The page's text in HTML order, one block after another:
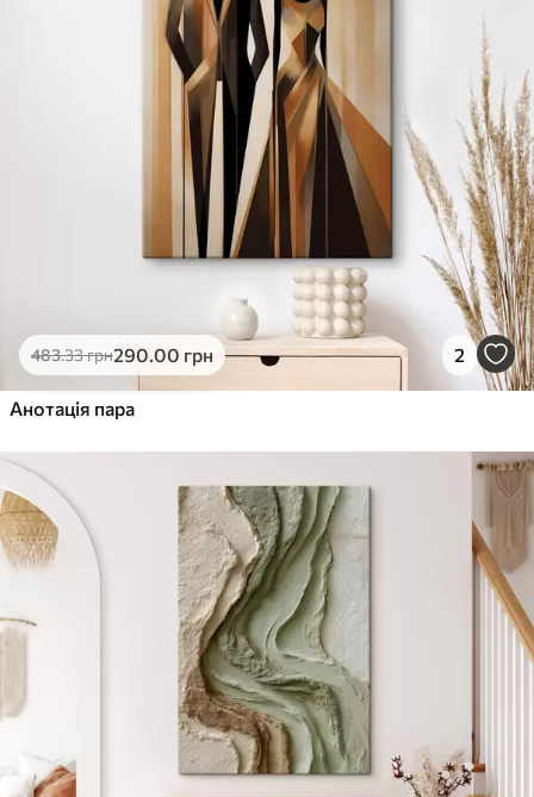
483.33грн290.00 грн 2
Анотація пара